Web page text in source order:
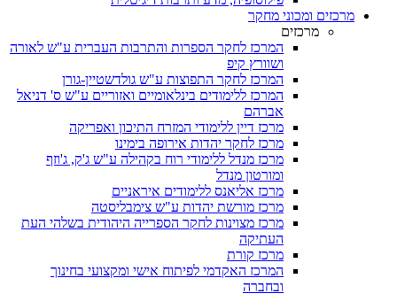
מרכזים ומכוני מחקר
מרכזים
המרכז לחקר הספרות והתרבות העברית ע"ש לאורה
ושוורץ קיפ
המרכז לחקר התפוצות ע"ש גולדשטיין-גורן
המרכז ללימודים בינלאומיים ואזוריים ע"ש ס' דניאל
אברהם
מרכז דיין ללימודי המזרח התיכון ואפריקה
מרכז לחקר יהדות אירופה בימינו
מרכז מנדל ללימודי רוח בקהילה ע"ש ג'ק, ג'וזף
ומורטון מנדל
מרכז אליאנס ללימודים איראניים
מרכז מורשת יהדות ע"ש צימבליסטה
מרכז מצוינות לחקר הספרייה היהודית בשלהי העת
העתיקה
מרכז קורת
המרכז האקדמי לפיתוח אישי ומקצועי בחינוך
ובחברה